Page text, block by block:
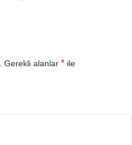
Gerekli alanlar * ile